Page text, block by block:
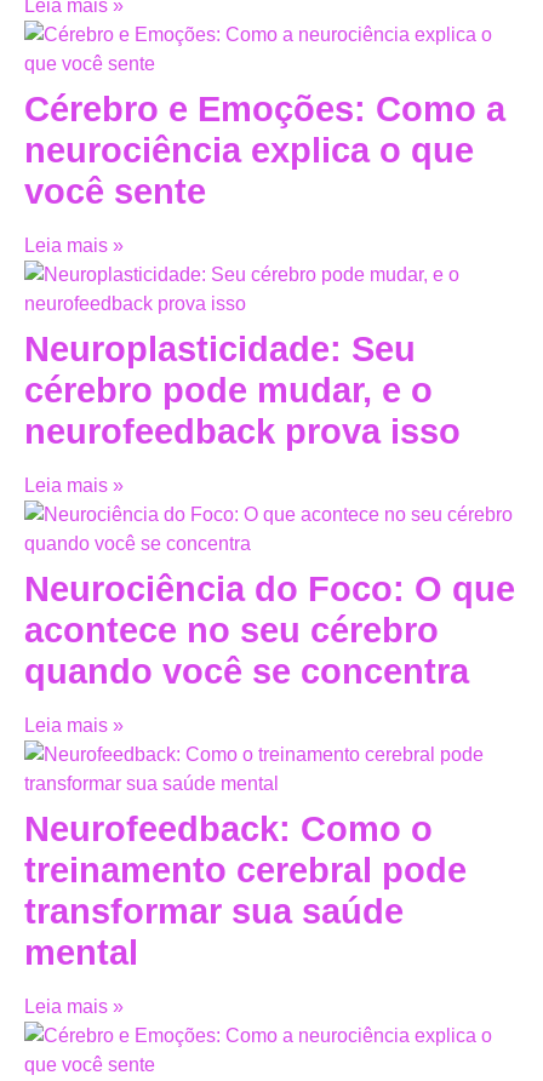
Leia mais »
Cérebro e Emoções: Como a
neurociência explica o que
você sente
Leia mais »
Neuroplasticidade: Seu
cérebro pode mudar, e o
neurofeedback prova isso
Leia mais »
Neurociência do Foco: O que
acontece no seu cérebro
quando você se concentra
Leia mais »
Neurofeedback: Como o
treinamento cerebral pode
transformar sua saúde
mental
Leia mais »